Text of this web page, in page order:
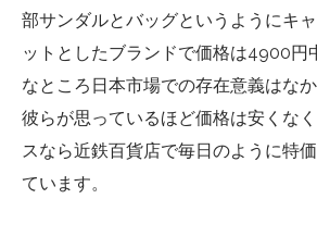
部サンダルとバッグというようにキ
ットとしたブランドで価格は4900円
なところ日本市場での存在意義はなか
彼らが思っているほど価格は安くな
スなら近鉄百貨店で毎日のように特
ています。